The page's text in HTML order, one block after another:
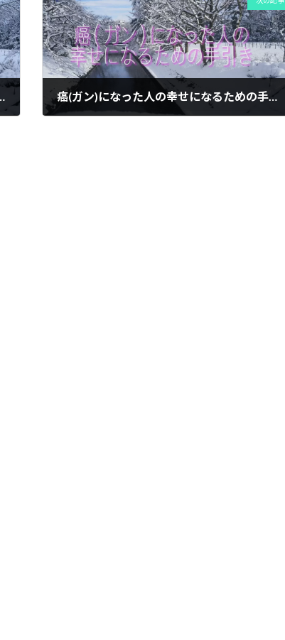
stage of childhood cancer] 癌(ガン)になった人の幸せになるための手引き①